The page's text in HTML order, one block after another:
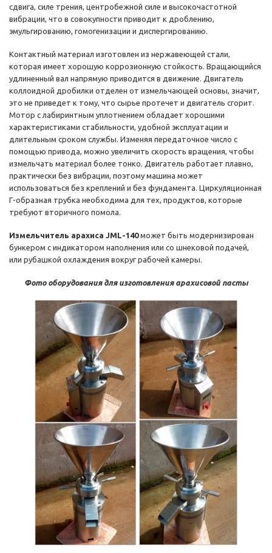
сдвига, силе трения, центробежной силе и высокочастотной
вибрации, что в совокупности приводит к дроблению,
эмульгированию, гомогенизации и диспергированию.
Контактный материал изготовлен из нержавеющей стали,
которая имеет хорошую коррозионную стойкость. Вращающийся
удлиненный вал напрямую приводится в движение. Двигатель
коллоидной дробилки отделен от измельчающей основы, значит,
это не приведет к тому, что сырье протечет и двигатель сгорит.
Мотор с лабиринтным уплотнением обладает хорошими
характеристиками стабильности, удобной эксплуатации и
длительным сроком службы. Изменяя передаточное число с
помощью привода, можно увеличить скорость вращения, чтобы
измельчать материал более тонко. Двигатель работает плавно,
практически без вибрации, поэтому машина может
использоваться без креплений и без фундамента. Циркуляционная
Г-образная трубка необходима для тех, продуктов, которые
требуют вторичного помола.
Измельчитель арахиса JML-140может быть модернизирован
бункером с индикатором наполнения или со шнековой подачей,
или рубашкой охлаждения вокруг рабочей камеры.
Фото оборудования для изготовления арахисовой пасты